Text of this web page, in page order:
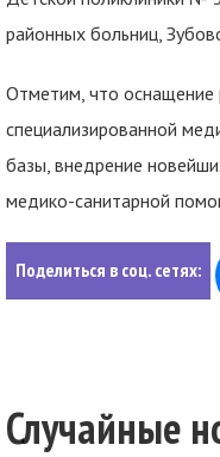
районных больниц,
Отметим, что
специализированной
базы, внедрение
медико-санитарной
Поделиться в соц. сетях:
Случайные